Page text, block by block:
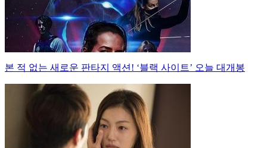
본 적 없는 새로운 판타지 액션! ‘블랙 사이트’ 오늘 대개봉